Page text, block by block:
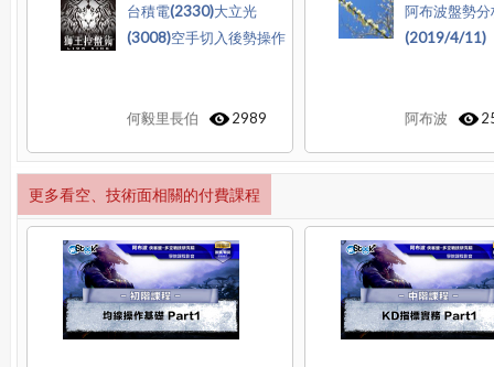
台積電(2330)大立光
(3008)空手切入後勢操作
何毅里長伯 2989
阿布波盤勢分
(2019/4/11)
阿布波
更多看空、技術面相關的付費課程